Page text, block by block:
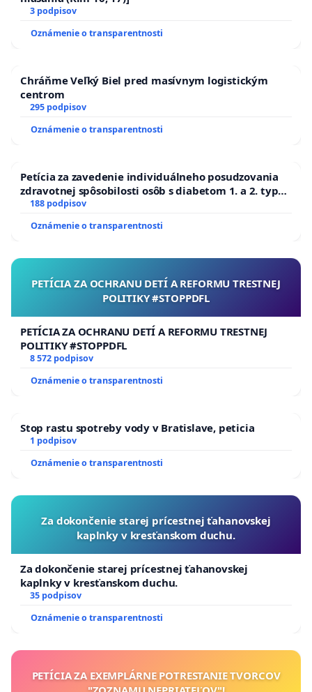
3 podpisov
Oznámenie o transparentnosti
Chráňme Veľký Biel pred masívnym logistickým
centrom
295 podpisov
Oznámenie o transparentnosti
Petícia za zavedenie individuálneho posudzovania
zdravotnej spôsobilosti osôb s diabetom 1. a 2. typu
pri prijímaní do Policajného zboru SR
188 podpisov
Oznámenie o transparentnosti
PETÍCIA ZA OCHRANU DETÍ A REFORMU TRESTNEJ
POLITIKY #STOPPDFL
PETÍCIA ZA OCHRANU DETÍ A REFORMU TRESTNEJ
POLITIKY #STOPPDFL
8 572 podpisov
Oznámenie o transparentnosti
Stop rastu spotreby vody v Bratislave, peticia
1 podpisov
Oznámenie o transparentnosti
Za dokončenie starej prícestnej ťahanovskej
kaplnky v kresťanskom duchu.
Za dokončenie starej prícestnej ťahanovskej
kaplnky v kresťanskom duchu.
35 podpisov
Oznámenie o transparentnosti
PETÍCIA ZA EXEMPLÁRNE POTRESTANIE TVORCOV